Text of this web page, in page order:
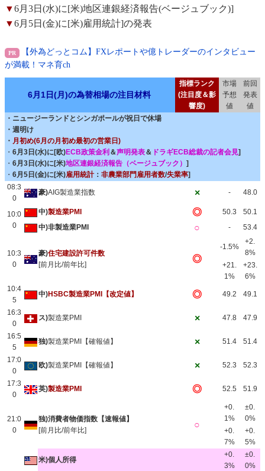
▼6月3日(水)に[米)地区連銀経済報告(ベージュブック)]
▼6月5日(金)に[米)雇用統計]の発表
【外為どっとコム】FXレポートや億トレーダーのインタビュー
が満載！マネ育ch
6月1日(月)の為替相場の注目材料
指標ランク
(注目度＆影
響度)
市場
予想
値
前回
発表
値
・ニュージーランドとシンガポールが祝日で休場
・週明け
・ 月初め(6月の月初め最初の営業日)
・ 6月3日(水)に[欧)ECB政策金利 ＆声明発表＆ ドラギECB総裁の記者会見]
・ 6月3日(水)に[米)地区連銀経済報告（ベージュブック） ]
・ 6月5日(金)に[米)雇用統計： 非農業部門雇用者数/失業率]
08:3
0
豪)AIG製造業指数 × - 48.0
10:0
0
中)製造業PMI ◎ 50.3
50.1
中)非製造業PMI
○ - 53.4
10:3
0
豪)住宅建設許可件数
[前月比/前年比]
◎
-1.5%
+2.
8%
+21.
1%
+23.
6%
10:4
5
中)HSBC製造業PMI【改定値】 ◎ 49.2 49.1
16:3
0
ス)製造業PMI × 47.8 47.9
16:5
5
独)製造業PMI【確報値】 × 51.4 51.4
17:0
0
欧)製造業PMI【確報値】 × 52.3 52.3
17:3
0
英)製造業PMI ◎ 52.5 51.9
21:0
0
独)消費者物価指数【速報値】
[前月比/前年比]
○
+0.
1%
±0.
0%
+0.
7%
+0.
5%
米)個人所得
+0.
3%
±0.
0%